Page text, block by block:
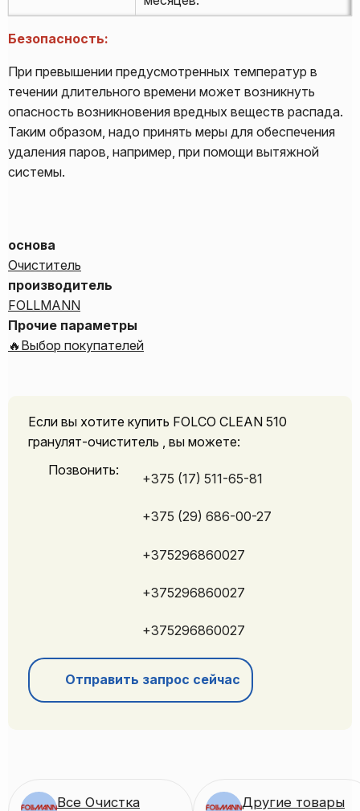
Безопасность:
При превышении предусмотренных температур в
течении длительного времени может возникнуть
опасность возникновения вредных веществ распада.
Таким образом, надо принять меры для обеспечения
удаления паров, например, при помощи вытяжной
системы.
основа
Очиститель
производитель
FOLLMANN
Прочие параметры
🔥Выбор покупателей
Если вы хотите купить FOLCO CLEAN 510
гранулят-очиститель , вы можете:
Позвонить:
+375 (17) 511-65-81
+375 (29) 686-00-27
+375296860027
+375296860027
+375296860027
Отправить запрос сейчас
Все Очистка
Другие товары